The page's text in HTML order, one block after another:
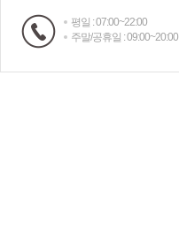
평일 : 07:00~22:00
주말/공휴일 : 09:00~20:00